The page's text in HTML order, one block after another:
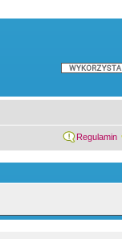
Regulamin